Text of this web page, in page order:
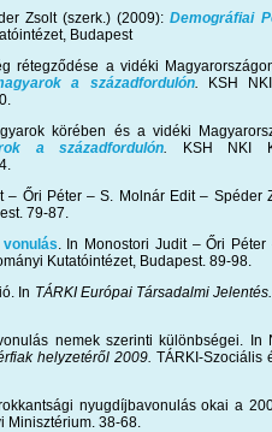
Zsolt (szerk.) (2009):Demográfiai
Budapest
rétegződése a vidéki
a századfordulón. KSH
körében és a vidéki
a századfordulón. KSH NKI
– Őri Péter – S. Molnár Edit – Spéder
79-87.
. In Monostori Judit – Őri
Kutatóintézet, Budapest. 89-98.
In TÁRKI Európai Társadalmi
nemek szerinti különbségei.
helyzetéről 2009. TÁRKI-Szociális
nyugdíjbavonulás okai a
Minisztérium. 38-68.